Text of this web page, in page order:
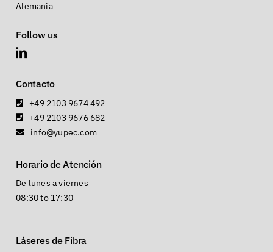
Alemania
Follow us
Contacto
+49 2103 9674 492
+49 2103 9676 682
info@yupec.com
Horario de Atención
De lunes a viernes
08:30 to 17:30
Láseres de Fibra